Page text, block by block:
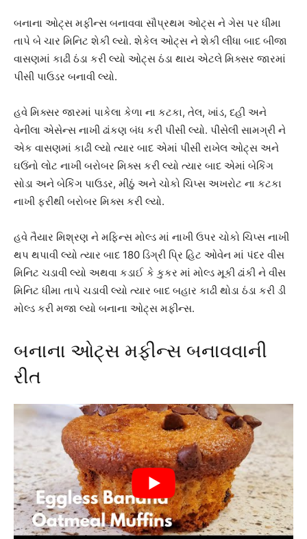
બનાના ઓટ્સ મફીન્સ બનાવવા સૌપ્રથમ ઓટ્સ ને ગેસ પર ધીમા
તાપે બે ચાર મિનિટ શેકી લ્યો. શેકેલ ઓટ્સ ને શેકી લીધા બાદ બીજા
વાસણમાં કાઢી ઠંડા કરી લ્યો ઓટ્સ ઠંડા થાય એટલે મિક્સર જારમાં
પીસી પાઉડર બનાવી લ્યો.
હવે મિક્સર જારમાં પાકેલા કેળા ના કટકા, તેલ, ખાંડ, દહી અને
વેનીલા એસેન્સ નાખી ઢાંકણ બંધ કરી પીસી લ્યો. પીસેલી સામગ્રી ને
એક વાસણમાં કાઢી લ્યો ત્યાર બાદ એમાં પીસી રાખેલ ઓટ્સ અને
ઘઉંનો લોટ નાખી બરોબર મિક્સ કરી લ્યો ત્યાર બાદ એમાં બેકિંગ
સોડા અને બેકિંગ પાઉડર, મીઠું અને ચોકો ચિપ્સ અખરોટ ના કટકા
નાખી ફરીથી બરોબર મિક્સ કરી લ્યો.
હવે તૈયાર મિશ્રણ ને મફિન્સ મોલ્ડ માં નાખી ઉપર ચોકો ચિપ્સ નાખી
થપ થપાવી લ્યો ત્યાર બાદ 180 ડિગ્રી પ્રિ હિટ ઓવેન માં પંદર વીસ
મિનિટ ચડાવી લ્યો અથવા કડાઈ કે કુકર માં મોલ્ડ મૂકી ઢાંકી ને વીસ
મિનિટ ધીમા તાપે ચડાવી લ્યો ત્યાર બાદ બહાર કાઢી થોડા ઠંડા કરી ડી
મોલ્ડ કરી મજા લ્યો બનાના ઓટ્સ મફીન્સ.
બનાના ઓટ્સ મફીન્સ બનાવવાની
રીત